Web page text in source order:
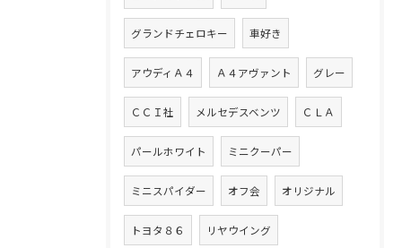
グランドチェロキー 車好き
アウディＡ４ Ａ４アヴァント グレー
ＣＣＩ社 メルセデスベンツ ＣＬＡ
パールホワイト ミニクーパー
ミニスパイダー オフ会 オリジナル
トヨタ８６ リヤウイング